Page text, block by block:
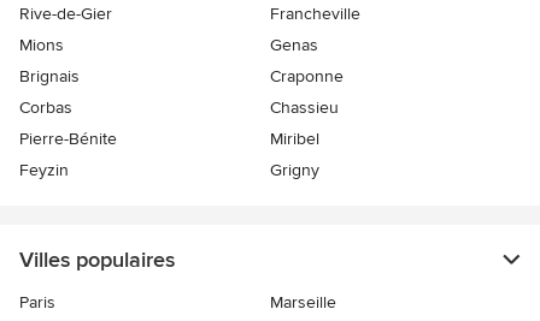
Rive-de-Gier
Francheville
Mions
Genas
Brignais
Craponne
Corbas
Chassieu
Pierre-Bénite
Miribel
Feyzin
Grigny
Villes populaires
Paris Marseille